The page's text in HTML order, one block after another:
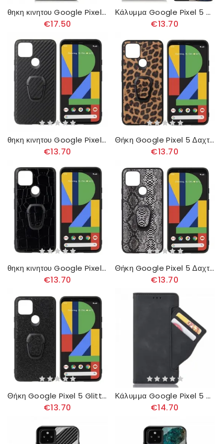
θηκη κινητου Google Pixel 5 Θήκη Flip Ματ Σπλιτ Δέρμα
€17.50
Κάλυμμα Google Pixel 5 Κλασικό Δερμάτινο Εφέ
€13.70
θηκη κινητου Google Pixel 5 Δακτύλιος-υποστήριξη Από Ανθρακόνημα
€13.70
Θήκη Google Pixel 5 Δαχτυλίδι Leopard Style-support
€13.70
θηκη κινητου Google Pixel 5 Δαχτυλίδι-υποστήριξη Σε Στυλ Κροκόδειλου
€13.70
Θήκη Google Pixel 5 Δαχτυλίδι-στήριγμα Σε Στυλ Φιδιού
€13.70
Θήκη Google Pixel 5 Glitter Ring-support
€13.70
Κάλυμμα Google Pixel 5 Πολυκάρτα Πρώτης Θέσης
€14.70